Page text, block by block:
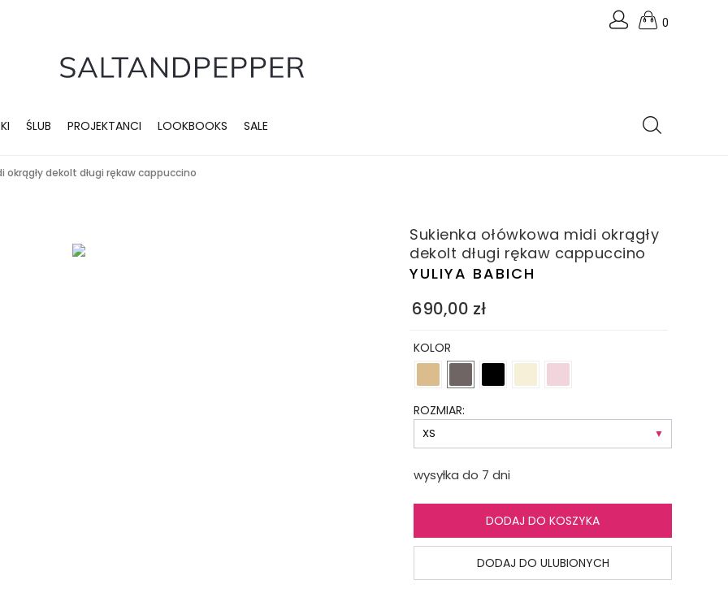
0
ŚLUB PROJEKTANCI LOOKBOOKS SALE
okrągły dekolt długi rękaw cappuccino
Sukienka ołówkowa midi okrągły
dekolt długi rękaw cappuccino
YULIYA BABICH
690,00 zł
KOLOR
ROZMIAR:
wysyłka do 7 dni
DODAJ DO KOSZYKA
DODAJ DO ULUBIONYCH